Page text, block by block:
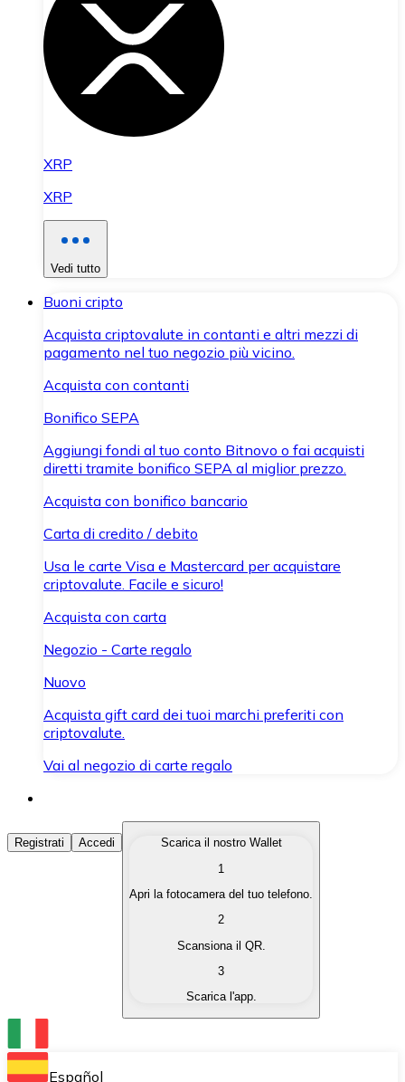
XRP
XRP
Vedi tutto
Buoni cripto
Acquista criptovalute in contanti e altri mezzi di
pagamento nel tuo negozio più vicino.
Acquista con contanti
Bonifico SEPA
Aggiungi fondi al tuo conto Bitnovo o fai acquisti
diretti tramite bonifico SEPA al miglior prezzo.
Acquista con bonifico bancario
Carta di credito / debito
Usa le carte Visa e Mastercard per acquistare
criptovalute. Facile e sicuro!
Acquista con carta
Negozio - Carte regalo
Nuovo
Acquista gift card dei tuoi marchi preferiti con
criptovalute.
Vai al negozio di carte regalo
Acquista Criptovalute
Acquista le criptovalute che ti interessano in modo
Converti le tue criptovalute in valuta fiat quando ne
Scambia una criptovaluta con un'altra
Conserva le tue cripto in un Wallet self-custodial.
Registrati Accedi
Scarica il nostro Wallet
1
Apri la fotocamera del tuo telefono.
2
Scansiona il QR.
3
Scarica l'app.
Español